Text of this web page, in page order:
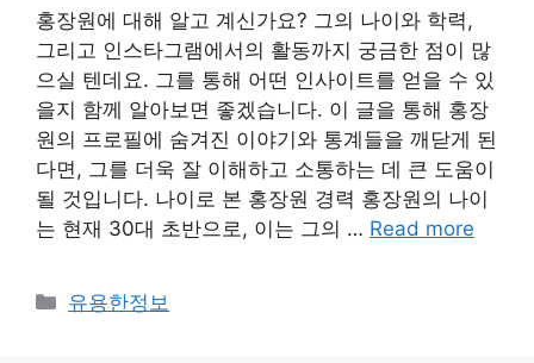
홍장원에 대해 알고 계신가요? 그의 나이와 학력,
그리고 인스타그램에서의 활동까지 궁금한 점이 많
으실 텐데요. 그를 통해 어떤 인사이트를 얻을 수 있
을지 함께 알아보면 좋겠습니다. 이 글을 통해 홍장
원의 프로필에 숨겨진 이야기와 통계들을 깨닫게 된
다면, 그를 더욱 잘 이해하고 소통하는 데 큰 도움이
될 것입니다. 나이로 본 홍장원 경력 홍장원의 나이
는 현재 30대 초반으로, 이는 그의 … Read more
Categories
유용한정보